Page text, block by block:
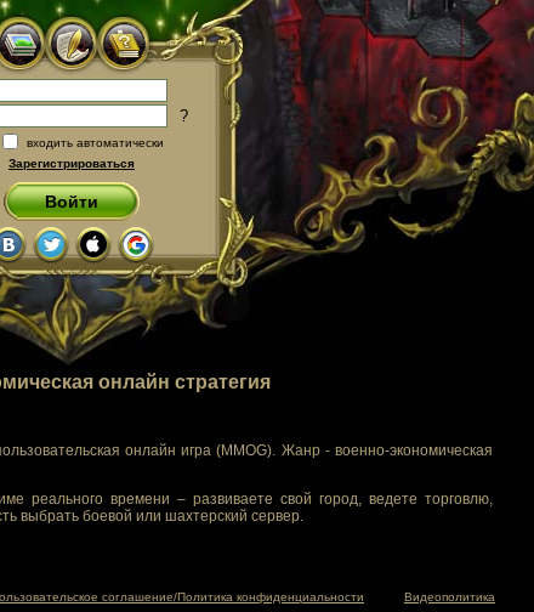
?
входить автоматически
Зарегистрироваться
Войти
онлайн стратегия
онлайн игра (MMOG). Жанр - военно-экономическая
реального времени – развиваете свой город, ведете торговлю,
выбрать боевой или шахтерский сервер.
соглашение/Политика конфиденциальности Видеополитика